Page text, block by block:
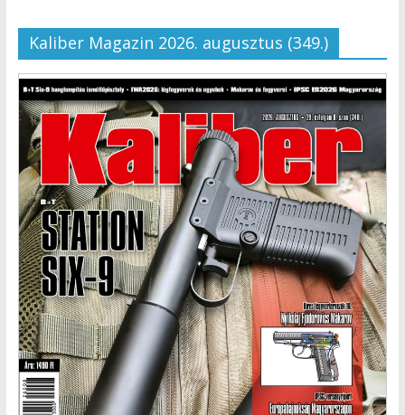
Kaliber Magazin 2026. augusztus (349.)